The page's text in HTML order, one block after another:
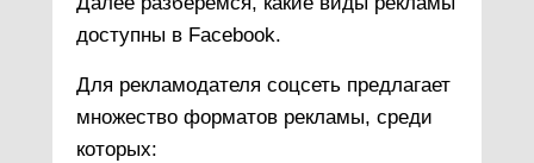
доступны в Facebook.
Для рекламодателя соцсеть предлагает
множество форматов рекламы, среди
которых: